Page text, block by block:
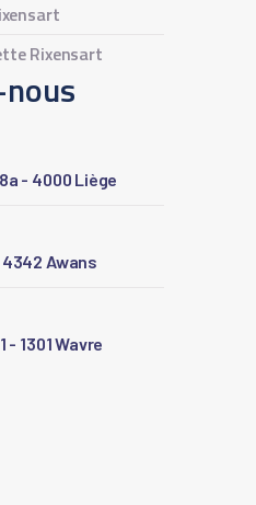
Rixensart
- 4000 Liège
4342 Awans
- 1301 Wavre